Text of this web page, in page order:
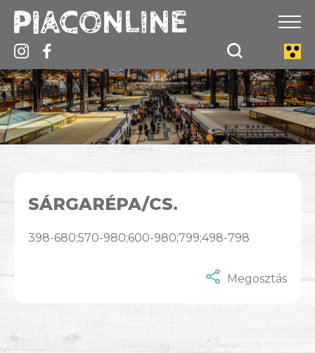
SÁRGARÉPA/CS.
398-680;570-980;600-980;799;498-798
Megosztás